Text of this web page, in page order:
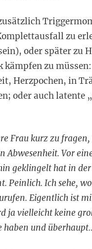
zu
oder später zu
zu
Herzpochen, in
oder auch
Frau kurz zu
Vor
geklingelt hat in
Peinlich. Ich sehe,
Eigentlich ist
ja vielleicht keine
haben und